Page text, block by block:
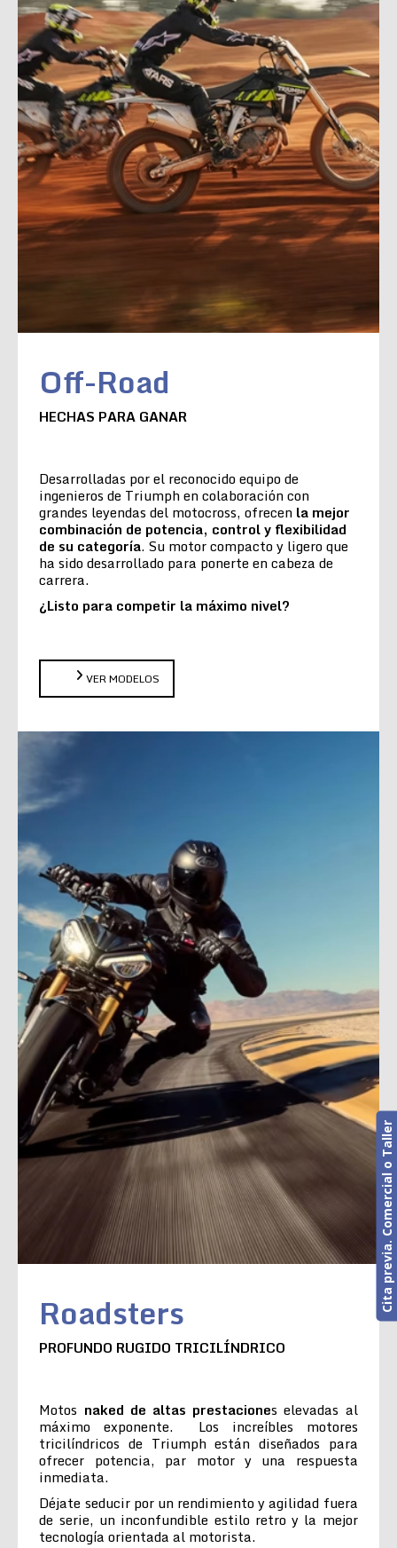
Off-Road
HECHAS PARA GANAR
Desarrolladas por el reconocido equipo de
ingenieros de Triumph en colaboración con
grandes leyendas del motocross, ofrecen la mejor
combinación de potencia, control y flexibilidad
de su categoría. Su motor compacto y ligero que
ha sido desarrollado para ponerte en cabeza de
carrera.
¿Listo para competir la máximo nivel?
VER MODELOS
Roadsters
PROFUNDO RUGIDO TRICILÍNDRICO
Motos naked de altas prestaciones elevadas al
máximo exponente. Los increíbles motores
tricilíndricos de Triumph están diseñados para
ofrecer potencia, par motor y una respuesta
inmediata.
Déjate seducir por un rendimiento y agilidad fuera
de serie, un inconfundible estilo retro y la mejor
tecnología orientada al motorista.
Cita previa. Comercial o Taller